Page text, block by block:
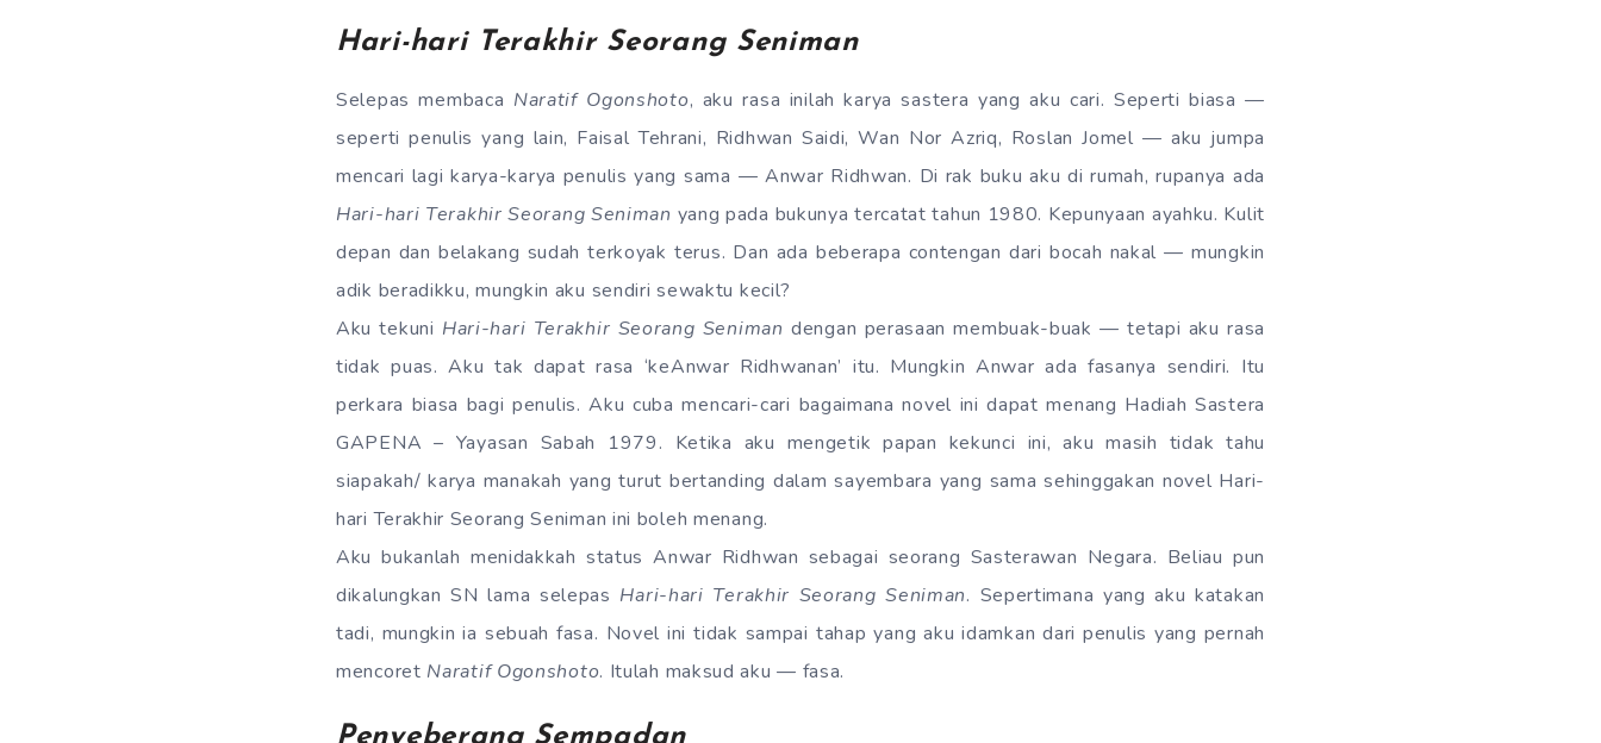
Hari-hari Terakhir Seorang Seniman
Selepas membaca Naratif Ogonshoto, aku rasa inilah karya sastera yang aku cari. Seperti biasa —
seperti penulis yang lain, Faisal Tehrani, Ridhwan Saidi, Wan Nor Azriq, Roslan Jomel — aku jumpa
mencari lagi karya-karya penulis yang sama — Anwar Ridhwan. Di rak buku aku di rumah, rupanya ada
Hari-hari Terakhir Seorang Seniman yang pada bukunya tercatat tahun 1980. Kepunyaan ayahku. Kulit
depan dan belakang sudah terkoyak terus. Dan ada beberapa contengan dari bocah nakal — mungkin
adik beradikku, mungkin aku sendiri sewaktu kecil?
Aku tekuni Hari-hari Terakhir Seorang Seniman dengan perasaan membuak-buak — tetapi aku rasa
tidak puas. Aku tak dapat rasa ‘keAnwar Ridhwanan’ itu. Mungkin Anwar ada fasanya sendiri. Itu
perkara biasa bagi penulis. Aku cuba mencari-cari bagaimana novel ini dapat menang Hadiah Sastera
GAPENA – Yayasan Sabah 1979. Ketika aku mengetik papan kekunci ini, aku masih tidak tahu
siapakah/ karya manakah yang turut bertanding dalam sayembara yang sama sehinggakan novel Hari-
hari Terakhir Seorang Seniman ini boleh menang.
Aku bukanlah menidakkah status Anwar Ridhwan sebagai seorang Sasterawan Negara. Beliau pun
dikalungkan SN lama selepas Hari-hari Terakhir Seorang Seniman. Sepertimana yang aku katakan
tadi, mungkin ia sebuah fasa. Novel ini tidak sampai tahap yang aku idamkan dari penulis yang pernah
mencoret Naratif Ogonshoto. Itulah maksud aku — fasa.
Penyeberang Sempadan